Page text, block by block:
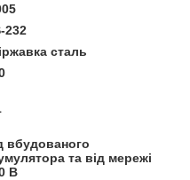
232
сталь
вбудованого
та від мережі
В